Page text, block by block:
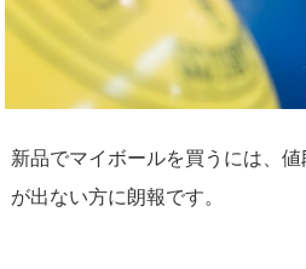
新品でマイボールを買うには、
が出ない方に朗報です。